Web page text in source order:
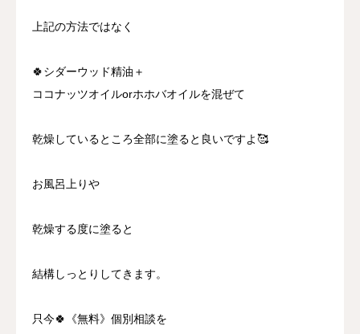
上記の方法ではなく
🍀シダーウッド精油＋
ココナッツオイルorホホバオイルを混ぜて
乾燥しているところ全部に塗ると良いですよ🥰
お風呂上りや
乾燥する度に塗ると
結構しっとりしてきます。
只今🍀《無料》個別相談を